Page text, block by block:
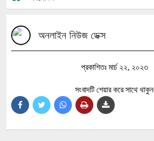
অনলাইন নিউজ ডেক্স
প্রকাশিতঃ মার্চ ২২, ২০২৩
সংবাদটি শেয়ার করে সাথে থাকুন